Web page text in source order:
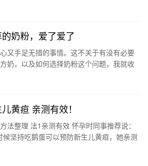
奶粉，爱了爱了
又手足无措的事情。这不关于有没有必要
奶，以及如何选择奶粉这个问题，我就收
黄疸 亲测有效！
法整理 法1亲测有效 怀孕时同事推荐说：
候坚持吃鹅蛋可以预防新生儿黄疸，她亲测